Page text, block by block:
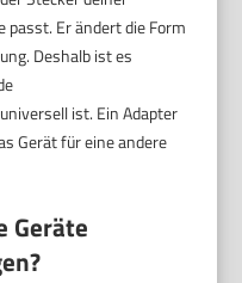
passt. Er ändert die Form
Deshalb ist es
ist. Ein Adapter
Gerät für eine andere
Geräte